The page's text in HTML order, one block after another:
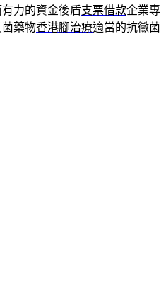
力的資金後盾支票借款企業專
藥物香港腳治療適當的抗黴菌